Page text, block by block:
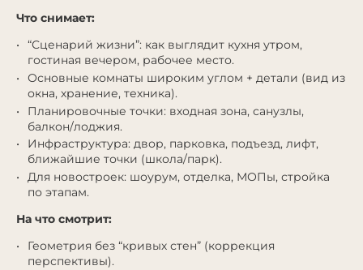
Что снимает:
“Сценарий жизни”: как выглядит кухня утром,
гостиная вечером, рабочее место.
Основные комнаты широким углом + детали (вид из
окна, хранение, техника).
Планировочные точки: входная зона, санузлы,
балкон/лоджия.
Инфраструктура: двор, парковка, подъезд, лифт,
ближайшие точки (школа/парк).
Для новостроек: шоурум, отделка, МОПы, стройка
по этапам.
На что смотрит:
Геометрия без “кривых стен” (коррекция
перспективы).